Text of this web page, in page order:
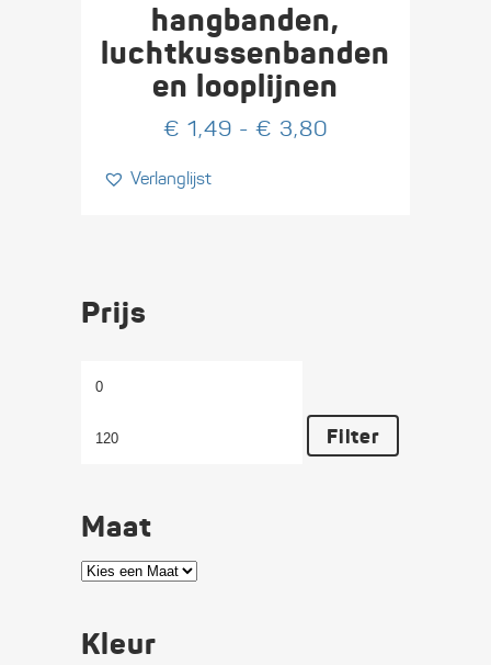
kan
hangbanden,
luchtkussenbanden
en looplijnen
€ 1,49 - € 3,80
Verlanglijst
Prijs
prijs
Filter
Maat
Kleur